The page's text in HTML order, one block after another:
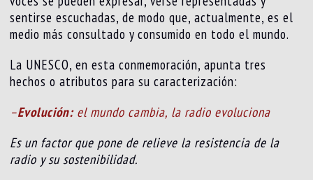
sentirse escuchadas, de modo que, actualmente, es el
medio más consultado y consumido en todo el mundo.
La UNESCO, en esta conmemoración, apunta tres
hechos o atributos para su caracterización:
–Evolución: el mundo cambia, la radio evoluciona
Es un factor que pone de relieve la resistencia de la
radio y su sostenibilidad.